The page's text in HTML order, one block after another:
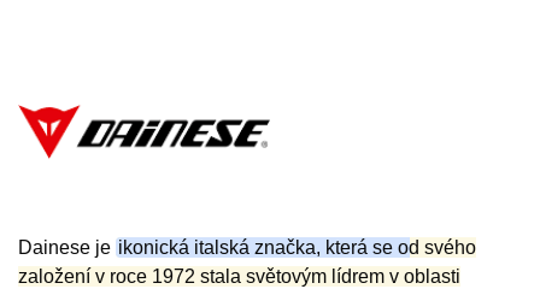
Dainese je ikonická italská značka, která se od svého
založení v roce 1972 stala světovým lídrem v oblasti